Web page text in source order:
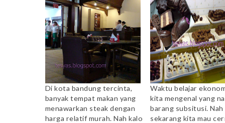
Di kota bandung tercinta,
banyak tempat makan yang
menawarkan steak dengan
harga relatif murah. Nah kalo
Waktu belajar
kita mengenal yang
barang subsitusi. Nah
sekarang kita mau